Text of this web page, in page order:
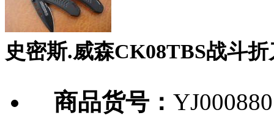
史密斯.威森CK08TBS战斗折
商品货号： YJ000880